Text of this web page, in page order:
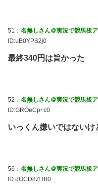
51： 名無しさん＠実況で競馬板
ID:uB0YPS2j0
最終340円は旨かった
52： 名無しさん＠実況で競馬板
ID:GROeCp+c0
いっくん嫌いではない
56： 名無しさん＠実況で競馬板
ID:dOCD8ZHB0